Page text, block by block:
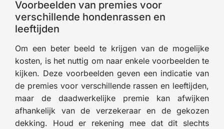
Voorbeelden van premies voor
verschillende hondenrassen en
leeftijden
Om een beter beeld te krijgen van de mogelijke
kosten, is het nuttig om naar enkele voorbeelden te
kijken. Deze voorbeelden geven een indicatie van
de premies voor verschillende rassen en leeftijden,
maar de daadwerkelijke premie kan afwijken
afhankelijk van de verzekeraar en de gekozen
dekking. Houd er rekening mee dat dit slechts